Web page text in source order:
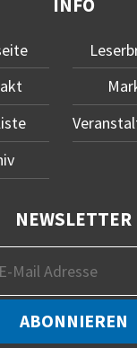
NEWSLETTER